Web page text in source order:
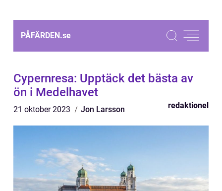
PÅFÄRDEN.se
Cypernresa: Upptäck det bästa av
ön i Medelhavet
21 oktober 2023 Jon Larsson redaktionel